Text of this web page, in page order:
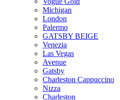
Michigan
London
Palermo
GATSBY BEIGE
Venezia
Las Vegas
Avenue
Gatsby
Charleston Cappuccino
Nizza
Charleston